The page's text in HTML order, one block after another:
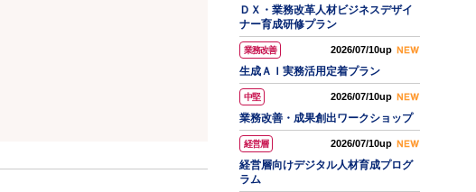
ＤＸ・業務改革人材ビジネスデザイ
ナー育成研修プラン
業務改善 2026/07/10up
生成ＡＩ実務活用定着プラン
中堅 2026/07/10up
業務改善・成果創出ワークショップ
経営層 2026/07/10up
経営層向けデジタル人材育成プログ
ラム